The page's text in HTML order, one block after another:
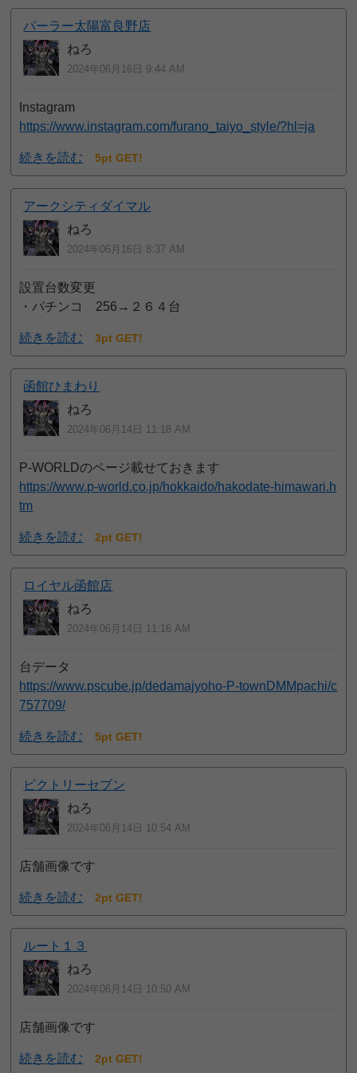
パーラー太陽富良野店
ねろ
2024年06月16日 9:44 AM
Instagram
https://www.instagram.com/furano_taiyo_style/?hl=ja
続きを読む 5pt GET!
アークシティダイマル
ねろ
2024年06月16日 8:37 AM
設置台数変更
・パチンコ 256→２６４台
続きを読む 3pt GET!
函館ひまわり
ねろ
2024年06月14日 11:18 AM
P-WORLDのページ載せておきます
https://www.p-world.co.jp/hokkaido/hakodate-himawari.h
tm
続きを読む 2pt GET!
ロイヤル函館店
ねろ
2024年06月14日 11:16 AM
台データ
https://www.pscube.jp/dedamajyoho-P-townDMMpachi/c
757709/
続きを読む 5pt GET!
ビクトリーセブン
ねろ
2024年06月14日 10:54 AM
店舗画像です
続きを読む 2pt GET!
ルート１３
ねろ
2024年06月14日 10:50 AM
店舗画像です
続きを読む 2pt GET!